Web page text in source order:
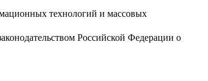
технологий и массовых
Российской Федерации о